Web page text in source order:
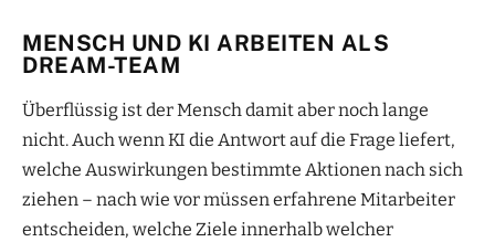
MENSCH UND KI ARBEITEN ALS
DREAM-TEAM
Überflüssig ist der Mensch damit aber noch lange
nicht. Auch wenn KI die Antwort auf die Frage liefert,
welche Auswirkungen bestimmte Aktionen nach sich
ziehen – nach wie vor müssen erfahrene Mitarbeiter
entscheiden, welche Ziele innerhalb welcher